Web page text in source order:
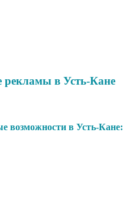
рекламы в Усть-Кане
возможности в Усть-Кане: